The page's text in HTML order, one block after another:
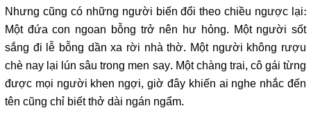
Nhưng cũng có những người biến đổi theo chiều ngược lại:
Một đứa con ngoan bỗng trở nên hư hỏng. Một người sốt
sắng đi lễ bỗng dần xa rời nhà thờ. Một người không rượu
chè nay lại lún sâu trong men say. Một chàng trai, cô gái từng
được mọi người khen ngợi, giờ đây khiến ai nghe nhắc đến
tên cũng chỉ biết thở dài ngán ngẩm.